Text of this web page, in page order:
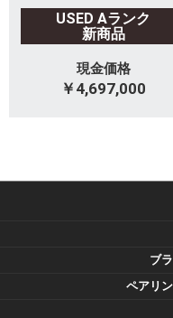
USED Aランク
新商品
現金価格
￥4,697,000
ブ
ペアリ